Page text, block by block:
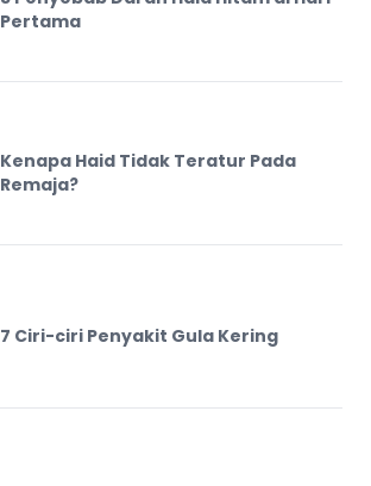
Pertama
Kenapa Haid Tidak Teratur Pada
Remaja?
7 Ciri-ciri Penyakit Gula Kering